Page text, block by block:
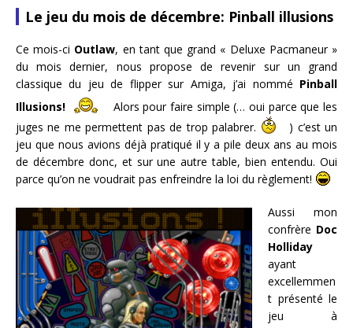
Le jeu du mois de décembre: Pinball illusions
Ce mois-ci Outlaw, en tant que grand « Deluxe Pacmaneur »
du mois dernier, nous propose de revenir sur un grand
classique du jeu de flipper sur Amiga, j’ai nommé Pinball
Illusions!
Alors pour faire simple (… oui parce que les
juges ne me permettent pas de trop palabrer.
) c’est un
jeu que nous avions déjà pratiqué il y a pile deux ans au mois
de décembre donc, et sur une autre table, bien entendu. Oui
parce qu’on ne voudrait pas enfreindre la loi du règlement!
Aussi mon
confrère Doc
Holliday
ayant
excellemmen
t présenté le
jeu à